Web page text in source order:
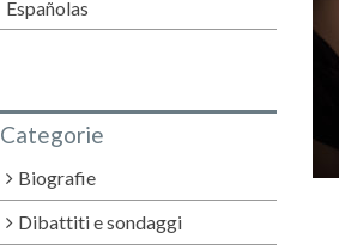
Españolas
Categorie
Biografie
Dibattiti e sondaggi